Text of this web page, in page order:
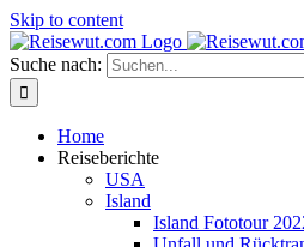
Skip to content
Suche nach:
Home
Reiseberichte
USA
Island
Island Fototour